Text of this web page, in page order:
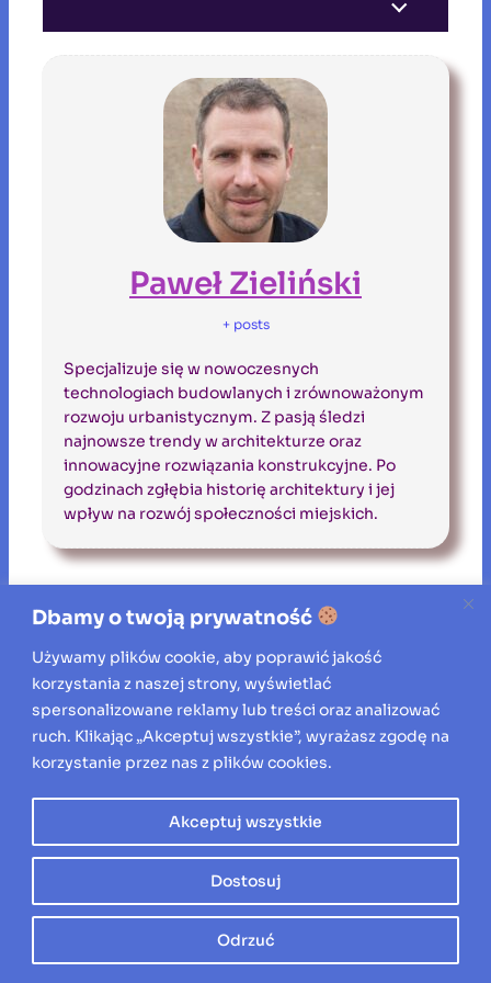
Dbamy o twoją prywatność
Używamy plików cookie, aby poprawić jakość
korzystania z naszej strony, wyświetlać
spersonalizowane reklamy lub treści oraz analizować
ruch. Klikając „Akceptuj wszystkie”, wyrażasz zgodę na
korzystanie przez nas z plików cookies.
Dostosuj
Odrzuć
Akceptuj wszystkie
Paweł Zieliński
+ posts
Specjalizuje się w nowoczesnych
technologiach budowlanych i zrównoważonym
rozwoju urbanistycznym. Z pasją śledzi
najnowsze trendy w architekturze oraz
innowacyjne rozwiązania konstrukcyjne. Po
godzinach zgłębia historię architektury i jej
wpływ na rozwój społeczności miejskich.
Jakie certyfikaty i atesty powinien mieć zbiornik na
wodę pitną?
Łazienka od zera – jak zaplanować przestrzeń, w
której będziesz spędzać czas każdego dnia
Karaluchy w domu – skąd się biorą i jak się ich
Ile kosztuje zwalczenie szkodników drewna przez
profesjonalną firmę?